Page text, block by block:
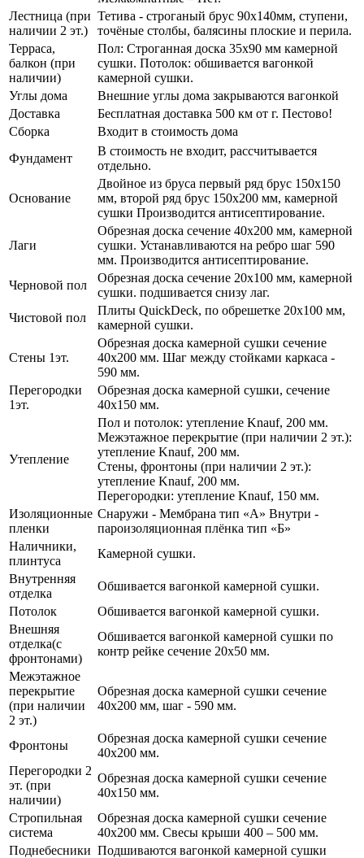
Лестница (при
наличии 2 эт.)
Тетива - строганый брус 90х140мм, ступени,
точёные столбы, балясины плоские и перила.
Терраса,
балкон (при
наличии)
Пол: Строганная доска 35х90 мм камерной
сушки. Потолок: обшивается вагонкой
камерной сушки.
Углы дома
Внешние углы дома закрываются вагонкой
Доставка
Бесплатная доставка 500 км от г. Пестово!
Сборка
Входит в стоимость дома
Фундамент
В стоимость не входит, рассчитывается
отдельно.
Основание
Двойное из бруса первый ряд брус 150х150
мм, второй ряд брус 150х200 мм, камерной
сушки Производится антисептирование.
Лаги
Обрезная доска сечение 40х200 мм, камерной
сушки. Устанавливаются на ребро шаг 590
мм. Производится антисептирование.
Черновой пол
Обрезная доска сечение 20х100 мм, камерной
сушки. подшивается снизу лаг.
Чистовой пол
Плиты QuickDeck, по обрешетке 20х100 мм,
камерной сушки.
Стены 1эт.
Обрезная доска камерной сушки сечение
40х200 мм. Шаг между стойками каркаса -
590 мм.
Перегородки
1эт.
Обрезная доска камерной сушки, сечение
40х150 мм.
Утепление
Пол и потолок: утепление Knauf, 200 мм.
Межэтажное перекрытие (при наличии 2 эт.):
утепление Knauf, 200 мм.
Стены, фронтоны (при наличии 2 эт.):
утепление Knauf, 200 мм.
Перегородки: утепление Knauf, 150 мм.
Изоляционные
пленки
Снаружи - Мембрана тип «А» Внутри -
пароизоляционная плёнка тип «Б»
Наличники,
плинтуса
Камерной сушки.
Внутренняя
отделка
Обшивается вагонкой камерной сушки.
Потолок
Обшивается вагонкой камерной сушки.
Внешняя
отделка(с
фронтонами)
Обшивается вагонкой камерной сушки по
контр рейке сечение 20х50 мм.
Межэтажное
перекрытие
(при наличии
2 эт.)
Обрезная доска камерной сушки сечение
40х200 мм, шаг - 590 мм.
Фронтоны
Обрезная доска камерной сушки сечение
40х200 мм.
Перегородки 2
эт. (при
наличии)
Обрезная доска камерной сушки сечение
40х150 мм.
Стропильная
система
Обрезная доска камерной сушки сечение
40х200 мм. Свесы крыши 400 – 500 мм.
Поднебесники Подшиваются вагонкой камерной сушки